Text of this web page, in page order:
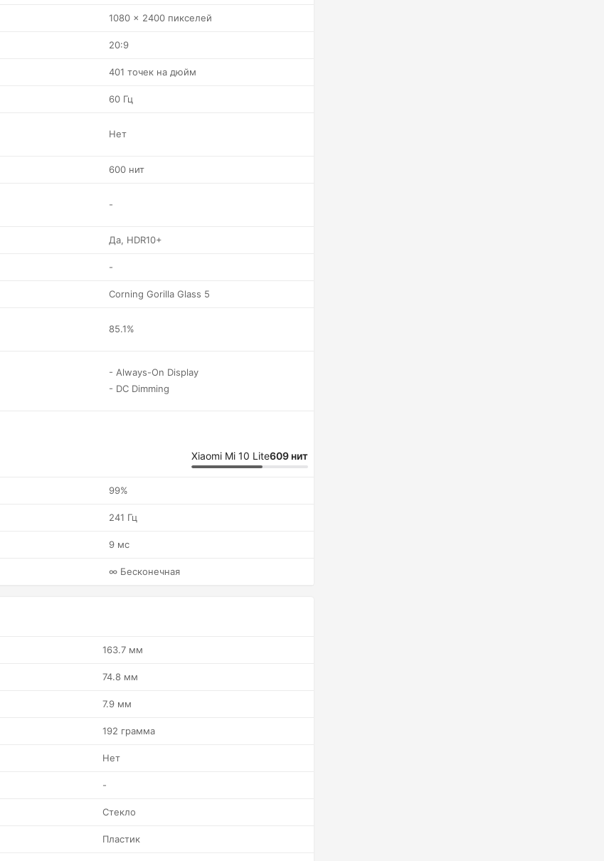
1080 x 2400 пикселей
20:9
401 точек на дюйм
60 Гц
Нет
600 нит
-
Да, HDR10+
-
Corning Gorilla Glass 5
85.1%
- Always-On Display
- DC Dimming
Xiaomi Mi 10 Lite609 нит
99%
241 Гц
9 мс
∞ Бесконечная
163.7 мм
74.8 мм
7.9 мм
192 грамма
Нет
-
Стекло
Пластик